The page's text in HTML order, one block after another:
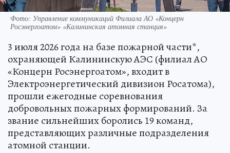
Фото: Управление коммуникаций Филиала АО «Концерн
Росэнергоатом» «Калининская атомная станция»
3 июля 2026 года на базе пожарной части*,
охраняющей Калининскую АЭС (филиал АО
«Концерн Росэнергоатом», входит в
Электроэнергетический дивизион Росатома),
прошли ежегодные соревнования
добровольных пожарных формирований. За
звание сильнейших боролись 19 команд,
представляющих различные подразделения
атомной станции.